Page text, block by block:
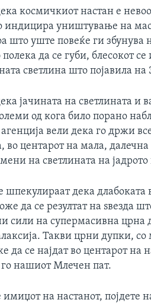
космичкиот настан е
уништување на
што уште повеќе ги збунува
да се губи, блесокот
светлина што појавила на
јачината на светлината и
од кога било порано
вели дека го држи
во центарот на мала,
на светлината на јадрото
дека длабоката
да се резултат на ѕвезда
сили на супермасивна црна
Такви црни дупки,
да се најдат во центарот на
го нашиот Млечен пат.
на настанот, појдете